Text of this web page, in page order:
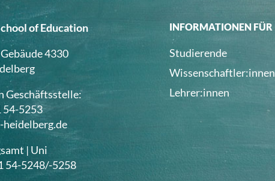
of Education
4330
Geschäftsstelle:
54-5253
heidelberg.de
| Uni
54-5248/-5258
INFORMATIONEN FÜR
Studierende
Wissenschaftler:innen
Lehrer:innen